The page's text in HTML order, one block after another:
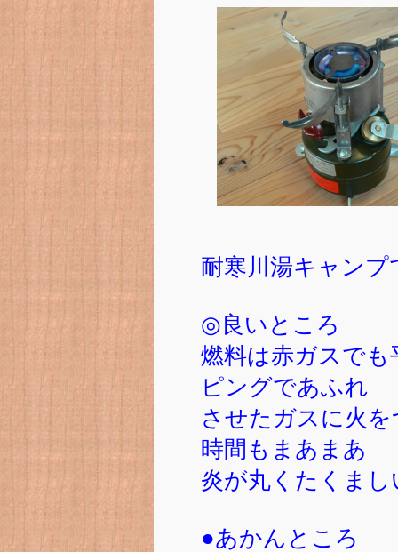
耐寒川湯キャン
◎良いところ
燃料は赤ガスで
ピングであふれ
させたガスに火
時間もまあまあ
炎が丸くたくまし
●あかんところ